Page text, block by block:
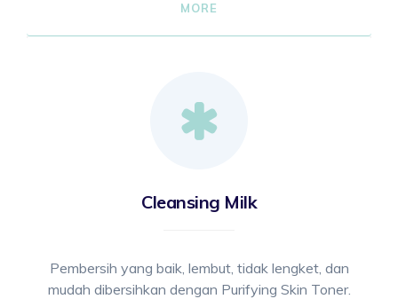
MORE
Cleansing Milk
Pembersih yang baik, lembut, tidak lengket, dan
mudah dibersihkan dengan Purifying Skin Toner.